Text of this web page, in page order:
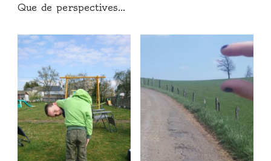
Que de perspectives…